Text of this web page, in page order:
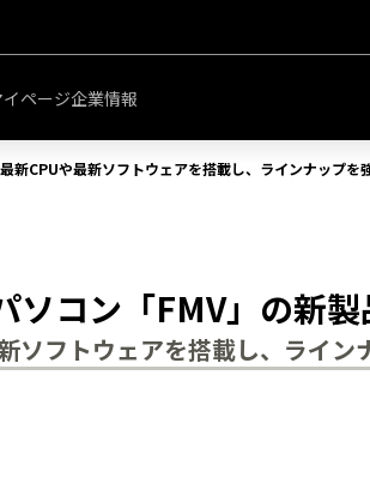
イページ企業情報
新CPUや最新ソフトウェアを搭載し、ラインナップを
ソコン「FMV」の新
ソフトウェアを搭載し、ライン